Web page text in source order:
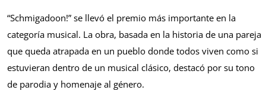
“Schmigadoon!” se llevó el premio más importante en la
categoría musical. La obra, basada en la historia de una pareja
que queda atrapada en un pueblo donde todos viven como si
estuvieran dentro de un musical clásico, destacó por su tono
de parodia y homenaje al género.